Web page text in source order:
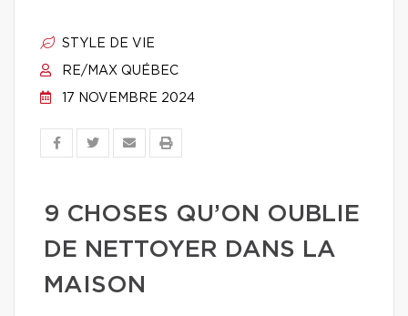
STYLE DE VIE
RE/MAX QUÉBEC
17 NOVEMBRE 2024
9 CHOSES QU’ON OUBLIE
DE NETTOYER DANS LA
MAISON